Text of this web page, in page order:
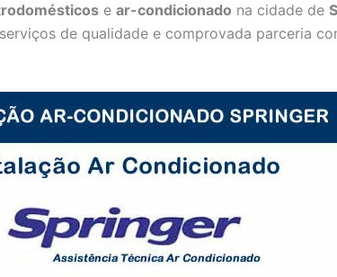
e ar-condicionado na cidade de
de qualidade e comprovada parceria